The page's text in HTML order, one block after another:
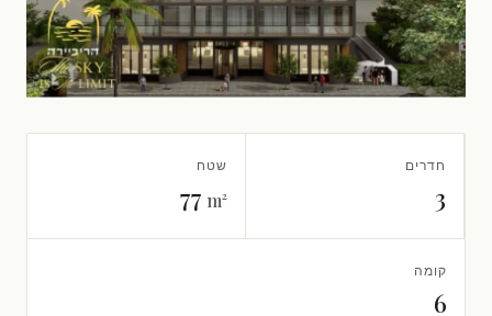
חדרים
3
שטח
77 m²
קומה
6